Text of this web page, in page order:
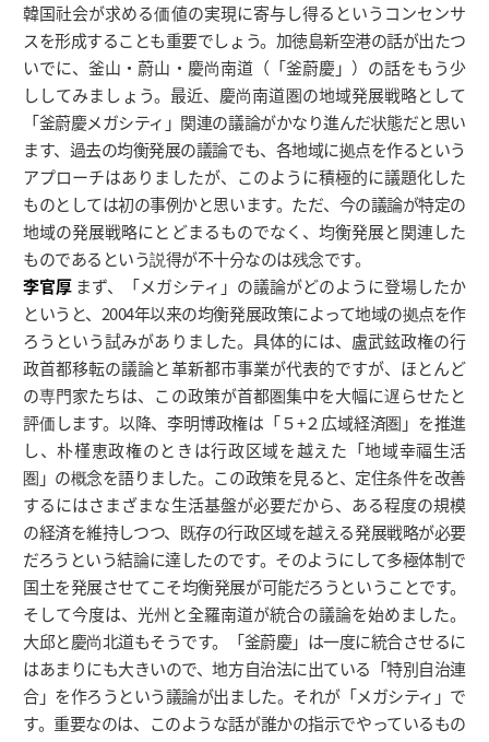
韓国社会が求める価値の実現に寄与し得るというコンセンサ
スを形成することも重要でしょう。加徳島新空港の話が出たつ
いでに、釜山・蔚山・慶尚南道（「釜蔚慶」）の話をもう少
ししてみましょう。最近、慶尚南道圏の地域発展戦略として
「釜蔚慶メガシティ」関連の議論がかなり進んだ状態だと思い
ます、過去の均衡発展の議論でも、各地域に拠点を作るという
アプローチはありましたが、このように積極的に議題化した
ものとしては初の事例かと思います。ただ、今の議論が特定の
地域の発展戦略にとどまるものでなく、均衡発展と関連した
ものであるという説得が不十分なのは残念です。
李官厚 まず、「メガシティ」の議論がどのように登場したか
というと、2004年以来の均衡発展政策によって地域の拠点を作
ろうという試みがありました。具体的には、盧武鉉政権の行
政首都移転の議論と革新都市事業が代表的ですが、ほとんど
の専門家たちは、この政策が首都圏集中を大幅に遅らせたと
評価します。以降、李明博政権は「５+２広域経済圏」を推進
し、朴槿恵政権のときは行政区域を越えた「地域幸福生活
圏」の概念を語りました。この政策を見ると、定住条件を改善
するにはさまざまな生活基盤が必要だから、ある程度の規模
の経済を維持しつつ、既存の行政区域を越える発展戦略が必要
だろうという結論に達したのです。そのようにして多極体制で
国土を発展させてこそ均衡発展が可能だろうということです。
そして今度は、光州と全羅南道が統合の議論を始めました。
大邱と慶尚北道もそうです。「釜蔚慶」は一度に統合させるに
はあまりにも大きいので、地方自治法に出ている「特別自治連
合」を作ろうという議論が出ました。それが「メガシティ」で
す。重要なのは、このような話が誰かの指示でやっているもの